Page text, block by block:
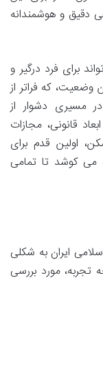
دقیق و هوشمندانه
برای فرد درگیر و
وضعیت، که فراتر از
مسیری دشوار از
قانونی، مجازات
اولین قدم برای
می کوشد تا تمامی
ایران به شکلی
تجربه، مورد بررسی